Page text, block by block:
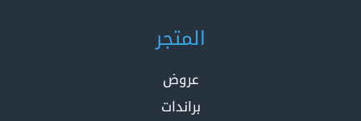
المتجر
عروض
براندات